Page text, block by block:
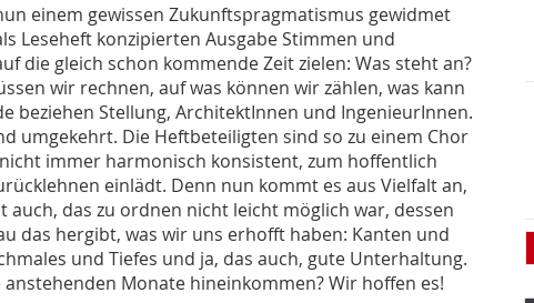
einem gewissen Zukunftspragmatismus gewidmet
Leseheft konzipierten Ausgabe Stimmen und
die gleich schon kommende Zeit zielen: Was steht an?
wir rechnen, auf was können wir zählen, was kann
beziehen Stellung, ArchitektInnen und IngenieurInnen.
umgekehrt. Die Heftbeteiligten sind so zu einem Chor
immer harmonisch konsistent, zum hoffentlich
einlädt. Denn nun kommt es aus Vielfalt an,
auch, das zu ordnen nicht leicht möglich war, dessen
das hergibt, was wir uns erhofft haben: Kanten und
und Tiefes und ja, das auch, gute Unterhaltung.
Monate hineinkommen? Wir hoffen es!